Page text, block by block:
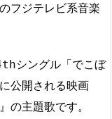
ジテレビ系音楽
シングル「でこぼ
公開される映画
主題歌です。